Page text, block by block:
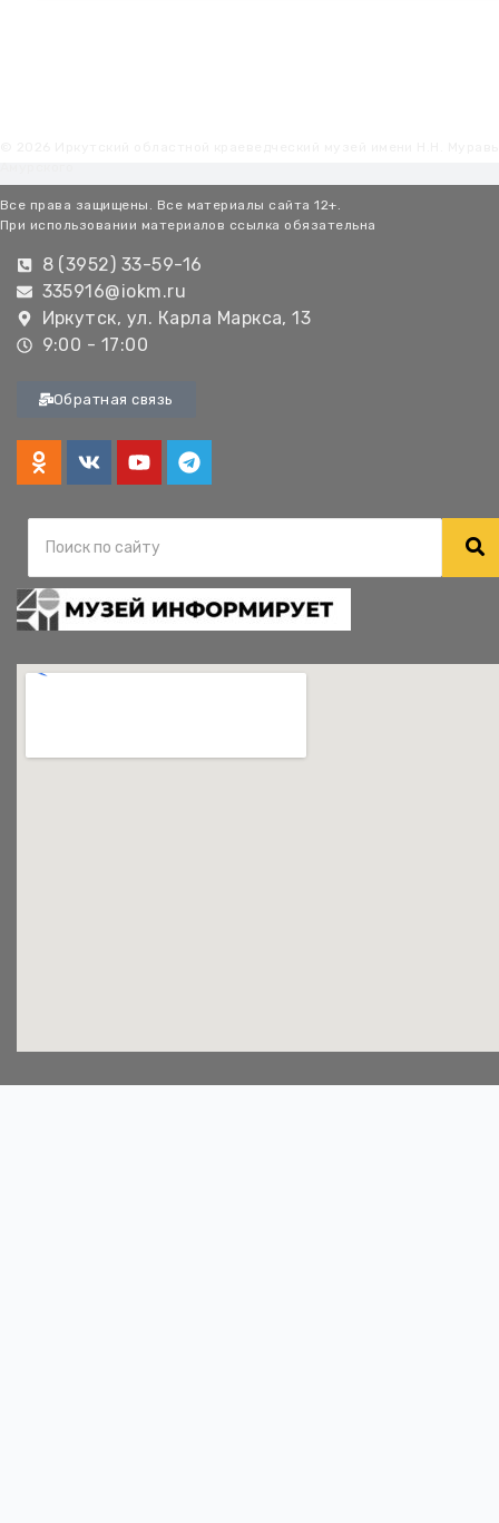
Все права защищены. Все материалы сайта 12+.
При использовании материалов ссылка обязательна
8 (3952) 33-59-16
335916@iokm.ru
Иркутск, ул. Карла Маркса, 13
9:00 - 17:00
Обратная связь